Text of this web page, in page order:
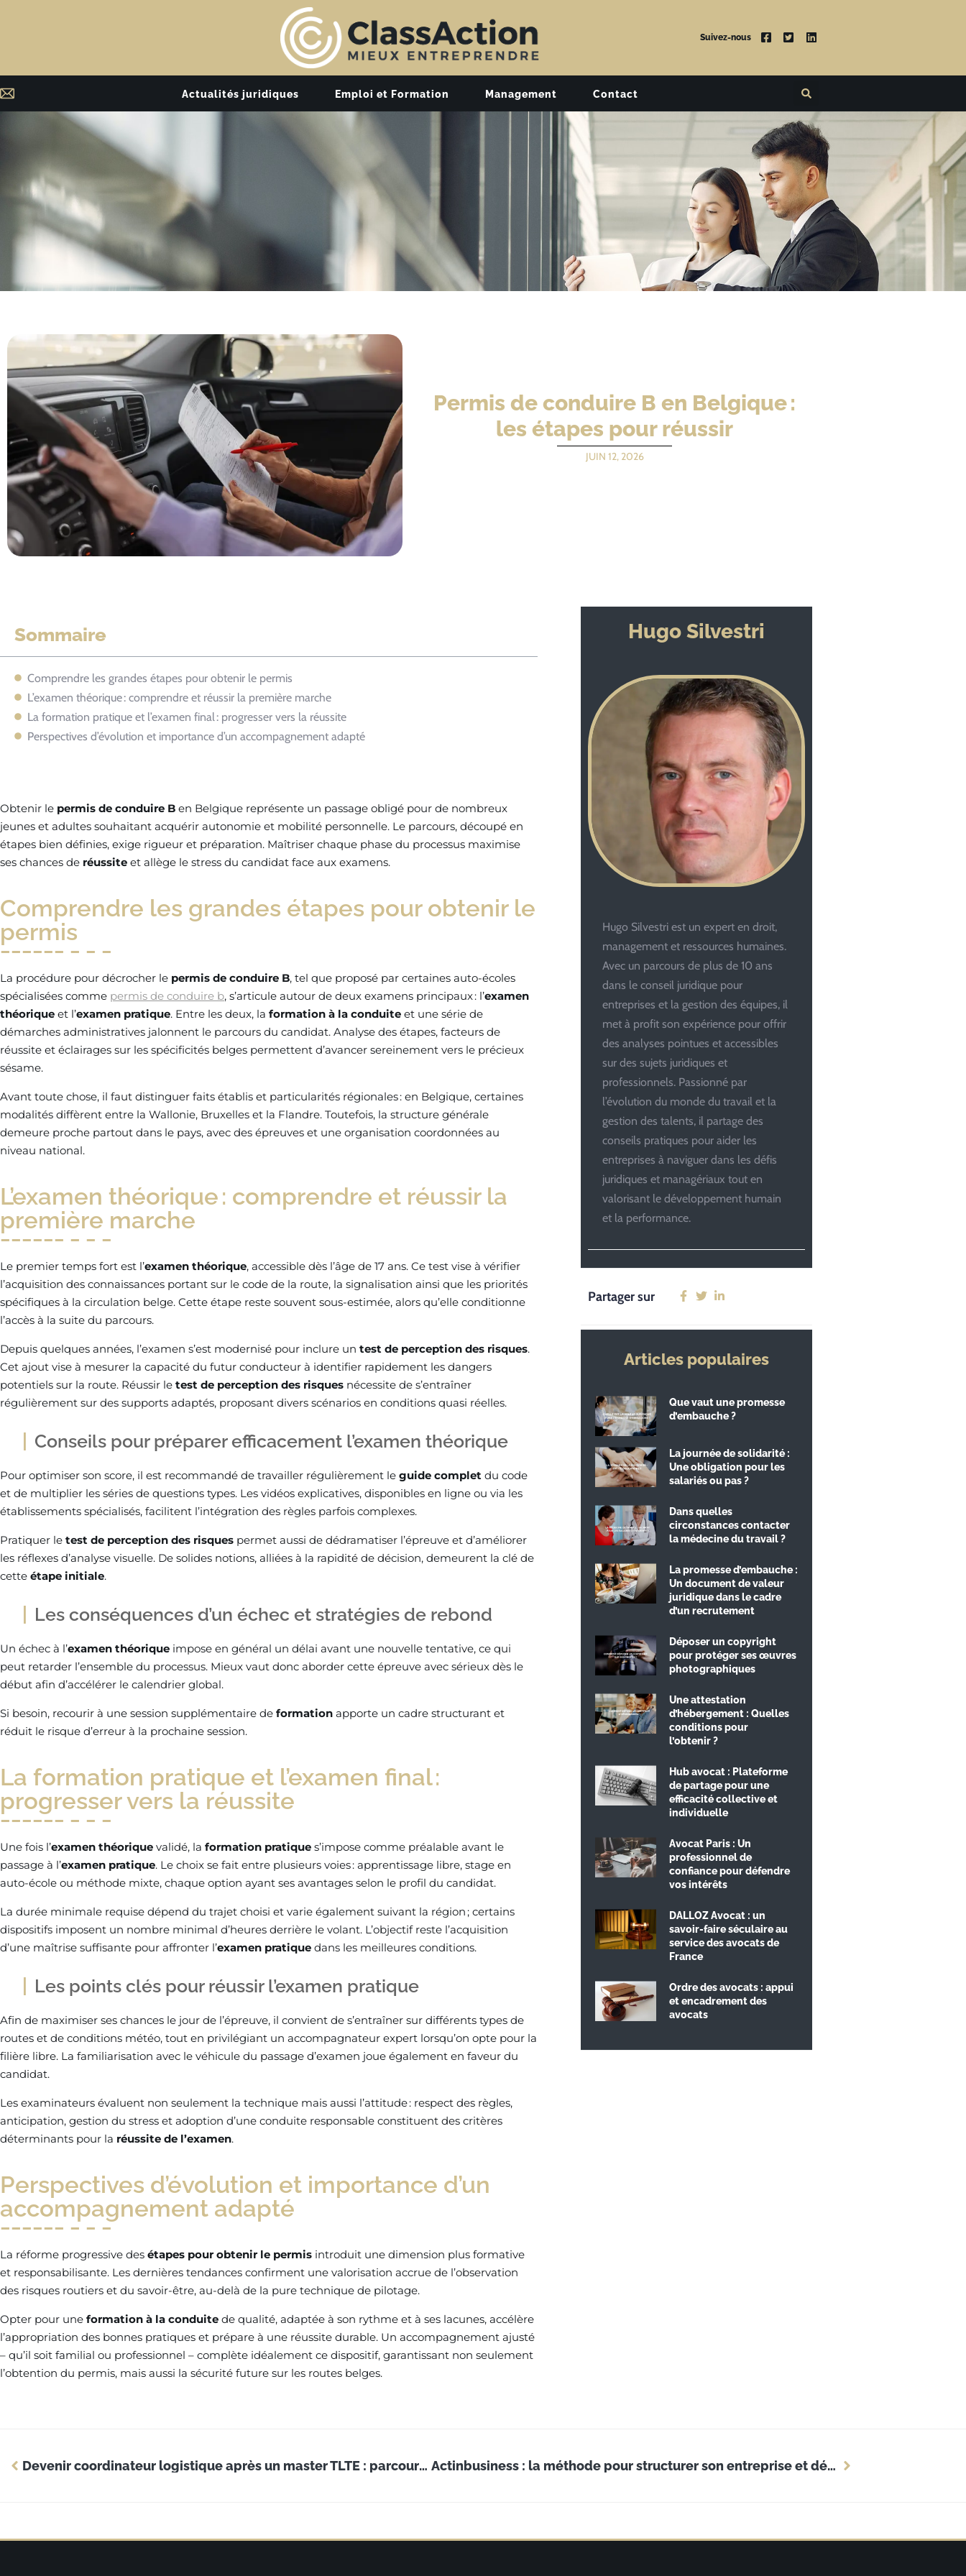
Suivez-nous
Actualités juridiques Emploi et Formation Management Contact
Permis de conduire B en Belgique :
les étapes pour réussir
JUIN 12, 2026
Sommaire
Comprendre les grandes étapes pour obtenir le permis
L’examen théorique : comprendre et réussir la première marche
La formation pratique et l’examen final : progresser vers la réussite
Perspectives d’évolution et importance d’un accompagnement adapté
Obtenir le permis de conduire B en Belgique représente un passage obligé pour de nombreux
jeunes et adultes souhaitant acquérir autonomie et mobilité personnelle. Le parcours, découpé en
étapes bien définies, exige rigueur et préparation. Maîtriser chaque phase du processus maximise
ses chances de réussite et allège le stress du candidat face aux examens.
Comprendre les grandes étapes pour obtenir le
permis
La procédure pour décrocher le permis de conduire B, tel que proposé par certaines auto-écoles
spécialisées comme permis de conduire b, s’articule autour de deux examens principaux : l’examen
théorique et l’examen pratique. Entre les deux, la formation à la conduite et une série de
démarches administratives jalonnent le parcours du candidat. Analyse des étapes, facteurs de
réussite et éclairages sur les spécificités belges permettent d’avancer sereinement vers le précieux
sésame.
Avant toute chose, il faut distinguer faits établis et particularités régionales : en Belgique, certaines
modalités diffèrent entre la Wallonie, Bruxelles et la Flandre. Toutefois, la structure générale
demeure proche partout dans le pays, avec des épreuves et une organisation coordonnées au
niveau national.
L’examen théorique : comprendre et réussir la
première marche
Le premier temps fort est l’examen théorique, accessible dès l’âge de 17 ans. Ce test vise à vérifier
l’acquisition des connaissances portant sur le code de la route, la signalisation ainsi que les priorités
spécifiques à la circulation belge. Cette étape reste souvent sous-estimée, alors qu’elle conditionne
l’accès à la suite du parcours.
Depuis quelques années, l’examen s’est modernisé pour inclure un test de perception des risques.
Cet ajout vise à mesurer la capacité du futur conducteur à identifier rapidement les dangers
potentiels sur la route. Réussir le test de perception des risques nécessite de s’entraîner
régulièrement sur des supports adaptés, proposant divers scénarios en conditions quasi réelles.
Conseils pour préparer efficacement l’examen théorique
Pour optimiser son score, il est recommandé de travailler régulièrement le guide complet du code
et de multiplier les séries de questions types. Les vidéos explicatives, disponibles en ligne ou via les
établissements spécialisés, facilitent l’intégration des règles parfois complexes.
Pratiquer le test de perception des risques permet aussi de dédramatiser l’épreuve et d’améliorer
les réflexes d’analyse visuelle. De solides notions, alliées à la rapidité de décision, demeurent la clé de
cette étape initiale.
Les conséquences d’un échec et stratégies de rebond
Un échec à l’examen théorique impose en général un délai avant une nouvelle tentative, ce qui
peut retarder l’ensemble du processus. Mieux vaut donc aborder cette épreuve avec sérieux dès le
début afin d’accélérer le calendrier global.
Si besoin, recourir à une session supplémentaire de formation apporte un cadre structurant et
réduit le risque d’erreur à la prochaine session.
La formation pratique et l’examen final :
progresser vers la réussite
Une fois l’examen théorique validé, la formation pratique s’impose comme préalable avant le
passage à l’examen pratique. Le choix se fait entre plusieurs voies : apprentissage libre, stage en
auto-école ou méthode mixte, chaque option ayant ses avantages selon le profil du candidat.
La durée minimale requise dépend du trajet choisi et varie également suivant la région ; certains
dispositifs imposent un nombre minimal d’heures derrière le volant. L’objectif reste l’acquisition
d’une maîtrise suffisante pour affronter l’examen pratique dans les meilleures conditions.
Les points clés pour réussir l’examen pratique
Afin de maximiser ses chances le jour de l’épreuve, il convient de s’entraîner sur différents types de
routes et de conditions météo, tout en privilégiant un accompagnateur expert lorsqu’on opte pour la
filière libre. La familiarisation avec le véhicule du passage d’examen joue également en faveur du
candidat.
Les examinateurs évaluent non seulement la technique mais aussi l’attitude : respect des règles,
anticipation, gestion du stress et adoption d’une conduite responsable constituent des critères
déterminants pour la réussite de l’examen.
Perspectives d’évolution et importance d’un
accompagnement adapté
La réforme progressive des étapes pour obtenir le permis introduit une dimension plus formative
et responsabilisante. Les dernières tendances confirment une valorisation accrue de l’observation
des risques routiers et du savoir-être, au-delà de la pure technique de pilotage.
Opter pour une formation à la conduite de qualité, adaptée à son rythme et à ses lacunes, accélère
l’appropriation des bonnes pratiques et prépare à une réussite durable. Un accompagnement ajusté
– qu’il soit familial ou professionnel – complète idéalement ce dispositif, garantissant non seulement
l’obtention du permis, mais aussi la sécurité future sur les routes belges.
Hugo Silvestri
Hugo Silvestri est un expert en droit,
management et ressources humaines.
Avec un parcours de plus de 10 ans
dans le conseil juridique pour
entreprises et la gestion des équipes, il
met à profit son expérience pour offrir
des analyses pointues et accessibles
sur des sujets juridiques et
professionnels. Passionné par
l’évolution du monde du travail et la
gestion des talents, il partage des
conseils pratiques pour aider les
entreprises à naviguer dans les défis
juridiques et managériaux tout en
valorisant le développement humain
et la performance.
Partager sur
Articles populaires
Que vaut une promesse
d’embauche ?
La journée de solidarité :
Une obligation pour les
salariés ou pas ?
Dans quelles
circonstances contacter
la médecine du travail ?
La promesse d’embauche :
Un document de valeur
juridique dans le cadre
d’un recrutement
Déposer un copyright
pour protéger ses œuvres
photographiques
Une attestation
d’hébergement : Quelles
conditions pour
l’obtenir ?
Hub avocat : Plateforme
de partage pour une
efficacité collective et
individuelle
Avocat Paris : Un
professionnel de
confiance pour défendre
vos intérêts
DALLOZ Avocat : un
savoir-faire séculaire au
service des avocats de
France
Ordre des avocats : appui
et encadrement des
avocats
Devenir coordinateur logistique après un master TLTE : parcours, missions et perspectives Actinbusiness : la méthode pour structurer son entreprise et déléguer efficacement